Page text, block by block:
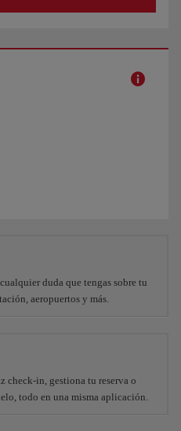
duda que tengas sobre tu
aeropuertos y más.
check-in, gestiona tu reserva o
todo en una misma aplicación.